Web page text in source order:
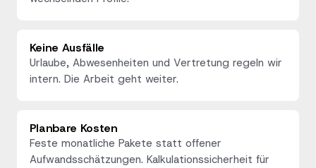
Keine Ausfälle
Urlaube, Abwesenheiten und Vertretung regeln wir
intern. Die Arbeit geht weiter.
Planbare Kosten
Feste monatliche Pakete statt offener
Aufwandsschätzungen. Kalkulationssicherheit für